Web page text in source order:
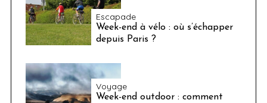
Escapade
Week-end à vélo : où s’échapper
depuis Paris ?
Voyage
Week-end outdoor : comment